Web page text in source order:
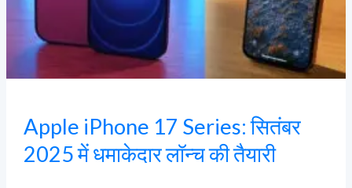
Apple iPhone 17 Series: सितंबर
2025 में धमाकेदार लॉन्च की तैयारी
धमाकेदार
लॉन्च
की